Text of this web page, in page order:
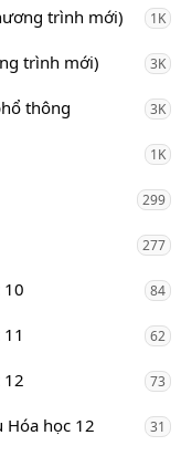
trình mới) 1K
trình mới) 3K
thông 3K
1K
299
277
10 84
62
12 73
Hóa học 12 31